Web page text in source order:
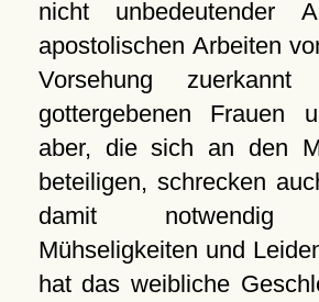
nicht unbedeutender
apostolischen Arbeiten
Vorsehung
gottergebenen Frauen
aber, die sich an den
beteiligen, schrecken
damit notwendig
Mühseligkeiten und
hat das weibliche